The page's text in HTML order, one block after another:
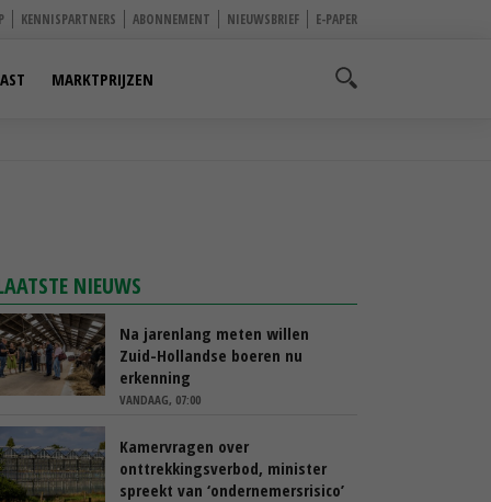
KENNISPARTNERS ABONNEMENT NIEUWSBRIEF E-PAPER
MARKTPRIJZEN
NIEUWS
Na jarenlang meten willen
Zuid-Hollandse boeren nu
erkenning
VANDAAG, 07:00
Kamervragen over
onttrekkingsverbod, minister
spreekt van ‘ondernemersrisico’